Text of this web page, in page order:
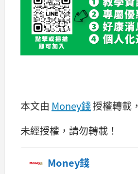
本文由 Money錢授權轉載，
未經授權，請勿轉載！
Money錢